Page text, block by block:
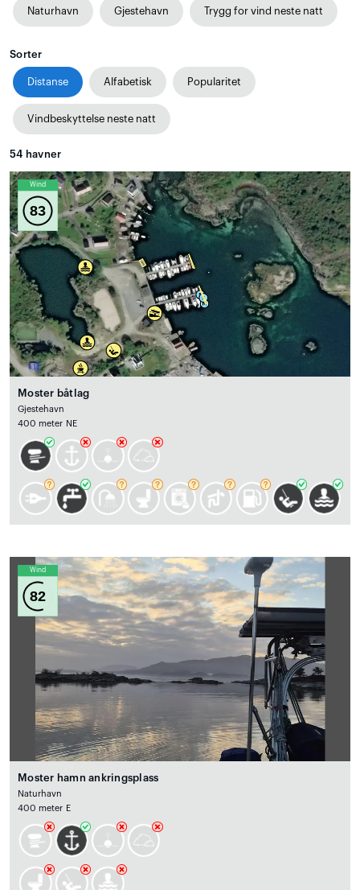
Naturhavn Gjestehavn Trygg for vind neste natt
Sorter
Distanse Alfabetisk Popularitet
Vindbeskyttelse neste natt
54 havner
Wind
83
Moster båtlag
Gjestehavn
400 meter NE
Wind
82
Moster hamn ankringsplass
Naturhavn
400 meter E